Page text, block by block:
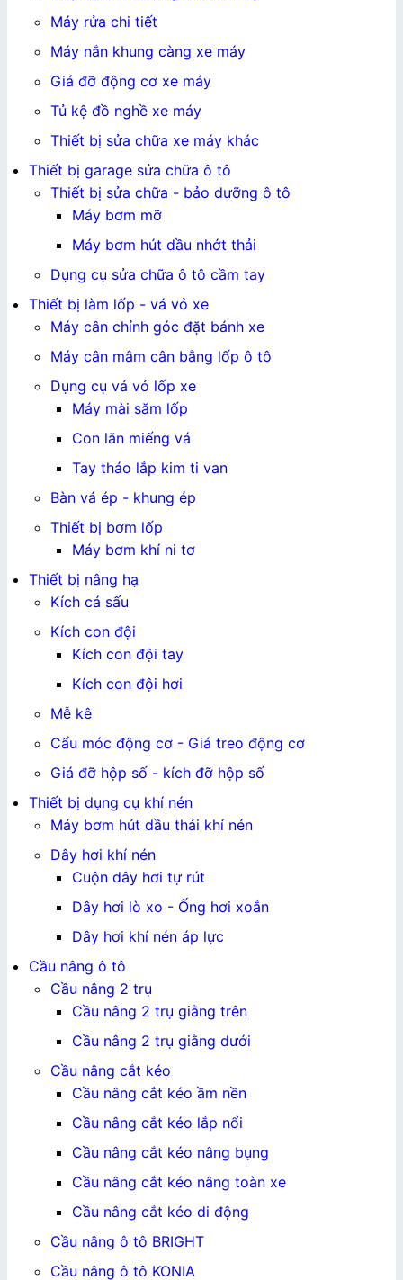
Máy rửa chi tiết
Máy nắn khung càng xe máy
Giá đỡ động cơ xe máy
Tủ kệ đồ nghề xe máy
Thiết bị sửa chữa xe máy khác
Thiết bị garage sửa chữa ô tô
Thiết bị sửa chữa - bảo dưỡng ô tô
Máy bơm mỡ
Máy bơm hút dầu nhớt thải
Dụng cụ sửa chữa ô tô cầm tay
Thiết bị làm lốp - vá vỏ xe
Máy cân chỉnh góc đặt bánh xe
Máy cân mâm cân bằng lốp ô tô
Dụng cụ vá vỏ lốp xe
Máy mài săm lốp
Con lăn miếng vá
Tay tháo lắp kim ti van
Bàn vá ép - khung ép
Thiết bị bơm lốp
Máy bơm khí ni tơ
Thiết bị nâng hạ
Kích cá sấu
Kích con đội
Kích con đội tay
Kích con đội hơi
Mễ kê
Cẩu móc động cơ - Giá treo động cơ
Giá đỡ hộp số - kích đỡ hộp số
Thiết bị dụng cụ khí nén
Máy bơm hút dầu thải khí nén
Dây hơi khí nén
Cuộn dây hơi tự rút
Dây hơi lò xo - Ống hơi xoắn
Dây hơi khí nén áp lực
Cầu nâng ô tô
Cầu nâng 2 trụ
Cầu nâng 2 trụ giằng trên
Cầu nâng 2 trụ giằng dưới
Cầu nâng cắt kéo
Cầu nâng cắt kéo ầm nền
Cầu nâng cắt kéo lắp nổi
Cầu nâng cắt kéo nâng bụng
Cầu nâng cắt kéo nâng toàn xe
Cầu nâng cắt kéo di động
Cầu nâng ô tô BRIGHT
Cầu nâng ô tô KONIA